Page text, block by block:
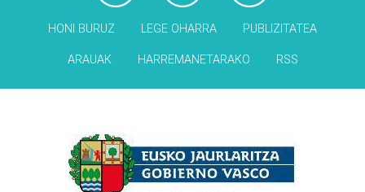
HONI BURUZ LEGE OHARRA PUBLIZITATEA
ARAUAK HARREMANETARAKO RSS